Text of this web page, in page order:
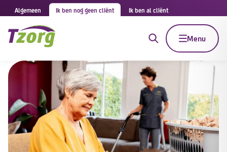
Algemeen Ik ben nog geen cliënt Ik ben al cliënt
Menu
Tzorg in Waalre
Vul je postcode in om betere resultaten te
zien